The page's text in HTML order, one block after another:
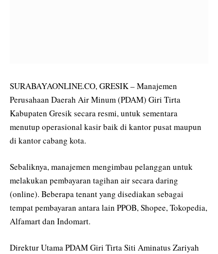
SURABAYAONLINE.CO, GRESIK – Manajemen
Perusahaan Daerah Air Minum (PDAM) Giri Tirta
Kabupaten Gresik secara resmi, untuk sementara
menutup operasional kasir baik di kantor pusat maupun
di kantor cabang kota.
Sebaliknya, manajemen mengimbau pelanggan untuk
melakukan pembayaran tagihan air secara daring
(online). Beberapa tenant yang disediakan sebagai
tempat pembayaran antara lain PPOB, Shopee, Tokopedia,
Alfamart dan Indomart.
Direktur Utama PDAM Giri Tirta Siti Aminatus Zariyah